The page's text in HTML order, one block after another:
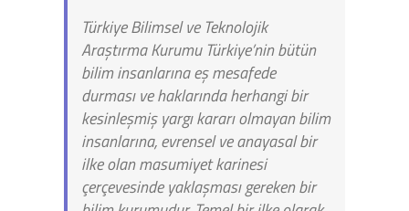
Türkiye Bilimsel ve Teknolojik
Araştırma Kurumu Türkiye’nin bütün
bilim insanlarına eş mesafede
durması ve haklarında herhangi bir
kesinleşmiş yargı kararı olmayan bilim
insanlarına, evrensel ve anayasal bir
ilke olan masumiyet karinesi
çerçevesinde yaklaşması gereken bir